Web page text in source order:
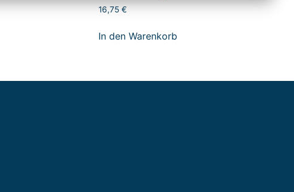
16,75€
In den Warenkorb